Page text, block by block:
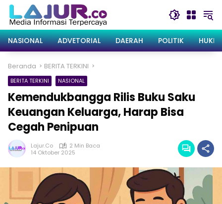
Langsung
konten
NASIONAL
ADVETORIAL DAERAH POLITIK
Beranda BERITA TERKINI
BERITA TERKINI NASIONAL
Kemendukbangga Rilis Buku Saku
Keuangan Keluarga, Harap Bisa
Cegah Penipuan
Lajur.co
2 Min Baca
14 Oktober 2025